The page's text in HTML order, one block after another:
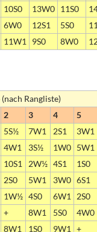
10S0 13W0 11S0
6W0 12S1 5S0
11W1 9S0 8W0
Rangliste)
2 3 4
5
5S½ 7W1 2S1
3W1
4W1 3S½ 1W0 5W1
10S1 2W½ 4S1
1S0
2S0 5W1 3W0 6S1
1W½ 4S0 6W1
2S0
+ 8W1 5S0
4W0
8W1 1S0 9W1
+